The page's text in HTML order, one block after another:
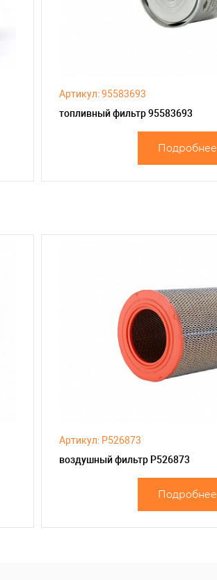
Артикул: 95583693
топливный фильтр 95583693
Подробнее
Артикул: P526873
воздушный фильтр P526873
Подробнее